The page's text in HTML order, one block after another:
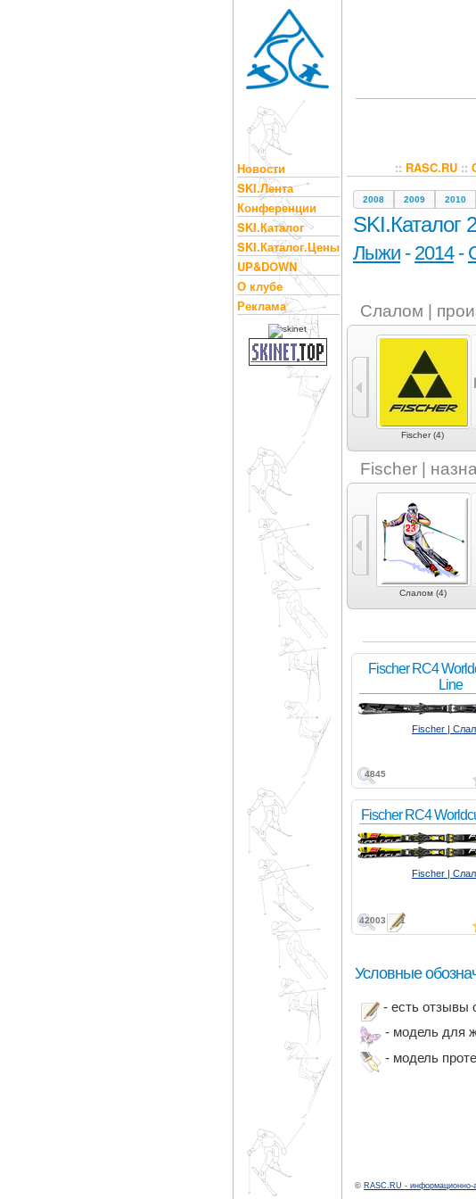
Новости
SKI.Лента
Конференции
SKI.Каталог
SKI.Каталог.Цены
UP&DOWN
О клубе
Реклама
:: RASC.RU::
2008 2009 2010
SKI.Каталог
Лыжи - 2014-
Слалом |
Fischer (4)
Fischer |
Фристайл (3) Слалом (4)
4845
Fischer RC4
Line
Fischer |
42003 1
Fischer RC4
Fischer |
Условные
- есть отзывы
- модель для
- модель
© RASC.RU - информационно-